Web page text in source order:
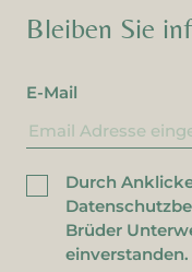
Bleiben Sie
E-Mail
Durch
Brüder
einverstanden.